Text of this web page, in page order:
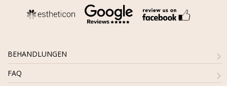
BEHANDLUNGEN
FAQ